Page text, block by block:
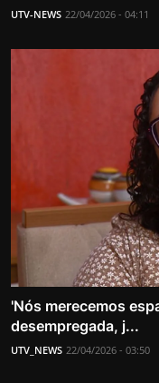
UTV-NEWS 22/04/2026 - 04:11
'Nós merecemos
desempregada, j...
UTV_NEWS 22/04/2026 - 03:50